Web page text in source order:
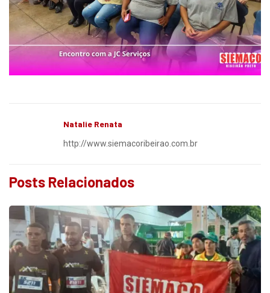
Natalie Renata
http://www.siemacoribeirao.com.br
Posts Relacionados